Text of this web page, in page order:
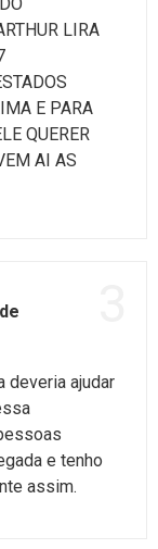
LIRA
E PARA
QUERER
AI AS
deveria ajudar
e tenho
assim.